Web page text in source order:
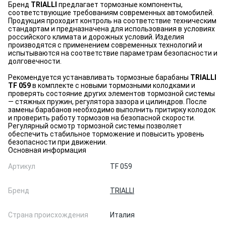
Бренд TRIALLI предлагает тормозные компоненты,
соответствующие требованиям современных автомобилей.
Продукция проходит контроль на соответствие техническим
стандартам и предназначена для использования в условиях
российского климата и дорожных условий. Изделия
производятся с применением современных технологий и
испытываются на соответствие параметрам безопасности и
долговечности.
Рекомендуется устанавливать тормозные барабаны TRIALLI
TF 059в комплекте с новыми тормозными колодками и
проверять состояние других элементов тормозной системы
— стяжных пружин, регулятора зазора и цилиндров. После
замены барабанов необходимо выполнить притирку колодок
и проверить работу тормозов на безопасной скорости.
Регулярный осмотр тормозной системы позволяет
обеспечить стабильное торможение и повысить уровень
безопасности при движении.
Основная информация
Артикул
TF 059
Бренд TRIALLI
Страна происхождения Италия